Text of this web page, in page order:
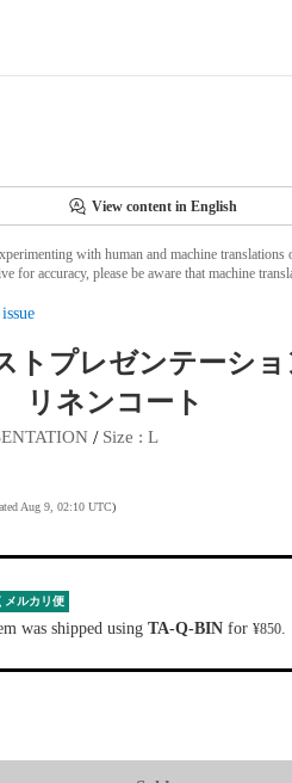
View content in English
with human and machine translations
for accuracy, please be aware that machine
トプレゼンテーシ
リネンコート
/ Size : L
Aug 9, 02:10 UTC)
メルカリ便
was shipped using TA-Q-BINfor ¥850.